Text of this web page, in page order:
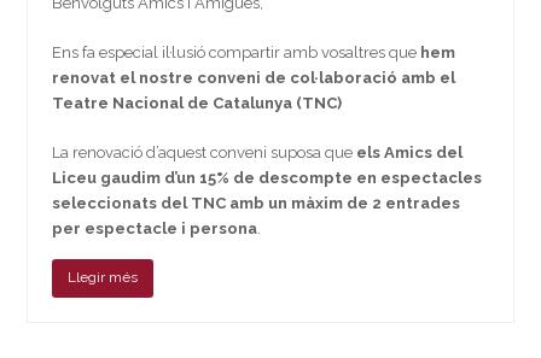
Ens fa especial il·lusió compartir amb vosaltres que hem
renovat el nostre conveni de col·laboració amb el
Teatre Nacional de Catalunya (TNC)
La renovació d’aquest conveni suposa que els Amics del
Liceu gaudim d’un 15% de descompte en espectacles
seleccionats del TNC amb un màxim de 2 entrades
per espectacle i persona
Llegir més